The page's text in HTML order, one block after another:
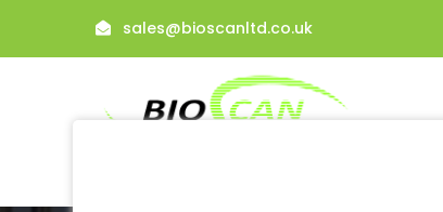
sales@bioscanltd.co.uk